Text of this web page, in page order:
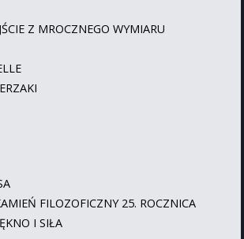
Z MROCZNEGO WYMIARU
FILOZOFICZNY 25. ROCZNICA
I SIŁA